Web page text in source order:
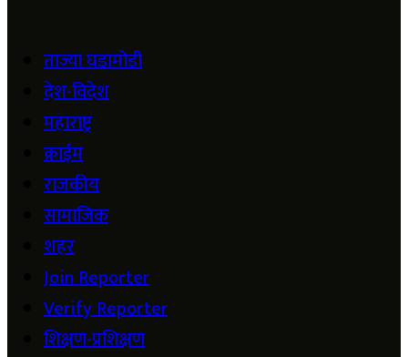
ताज्या घडामोडी
देश-विदेश
महाराष्ट्र
क्राईम
राजकीय
सामाजिक
शहर
Join Reporter
Verify Reporter
शिक्षण-प्रशिक्षण